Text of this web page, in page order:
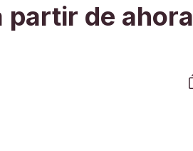
partir de ahora